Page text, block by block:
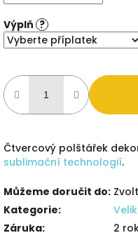
Výplň ?
Čtvercový polštářek
sublimační technologií.
Můžeme doručit do:
Kategorie:
Záruka: 2